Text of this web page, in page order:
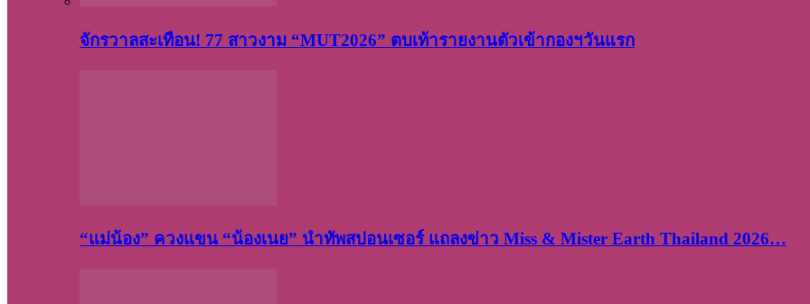
จักรวาลสะเทือน! 77 สาวงาม “MUT2026” ตบเท้ารายงานตัวเข้ากองฯวันแรก
“แม่น้อง” ควงแขน “น้องเนย” นำทัพสปอนเซอร์ แถลงข่าว Miss & Mister Earth Thailand 2026…